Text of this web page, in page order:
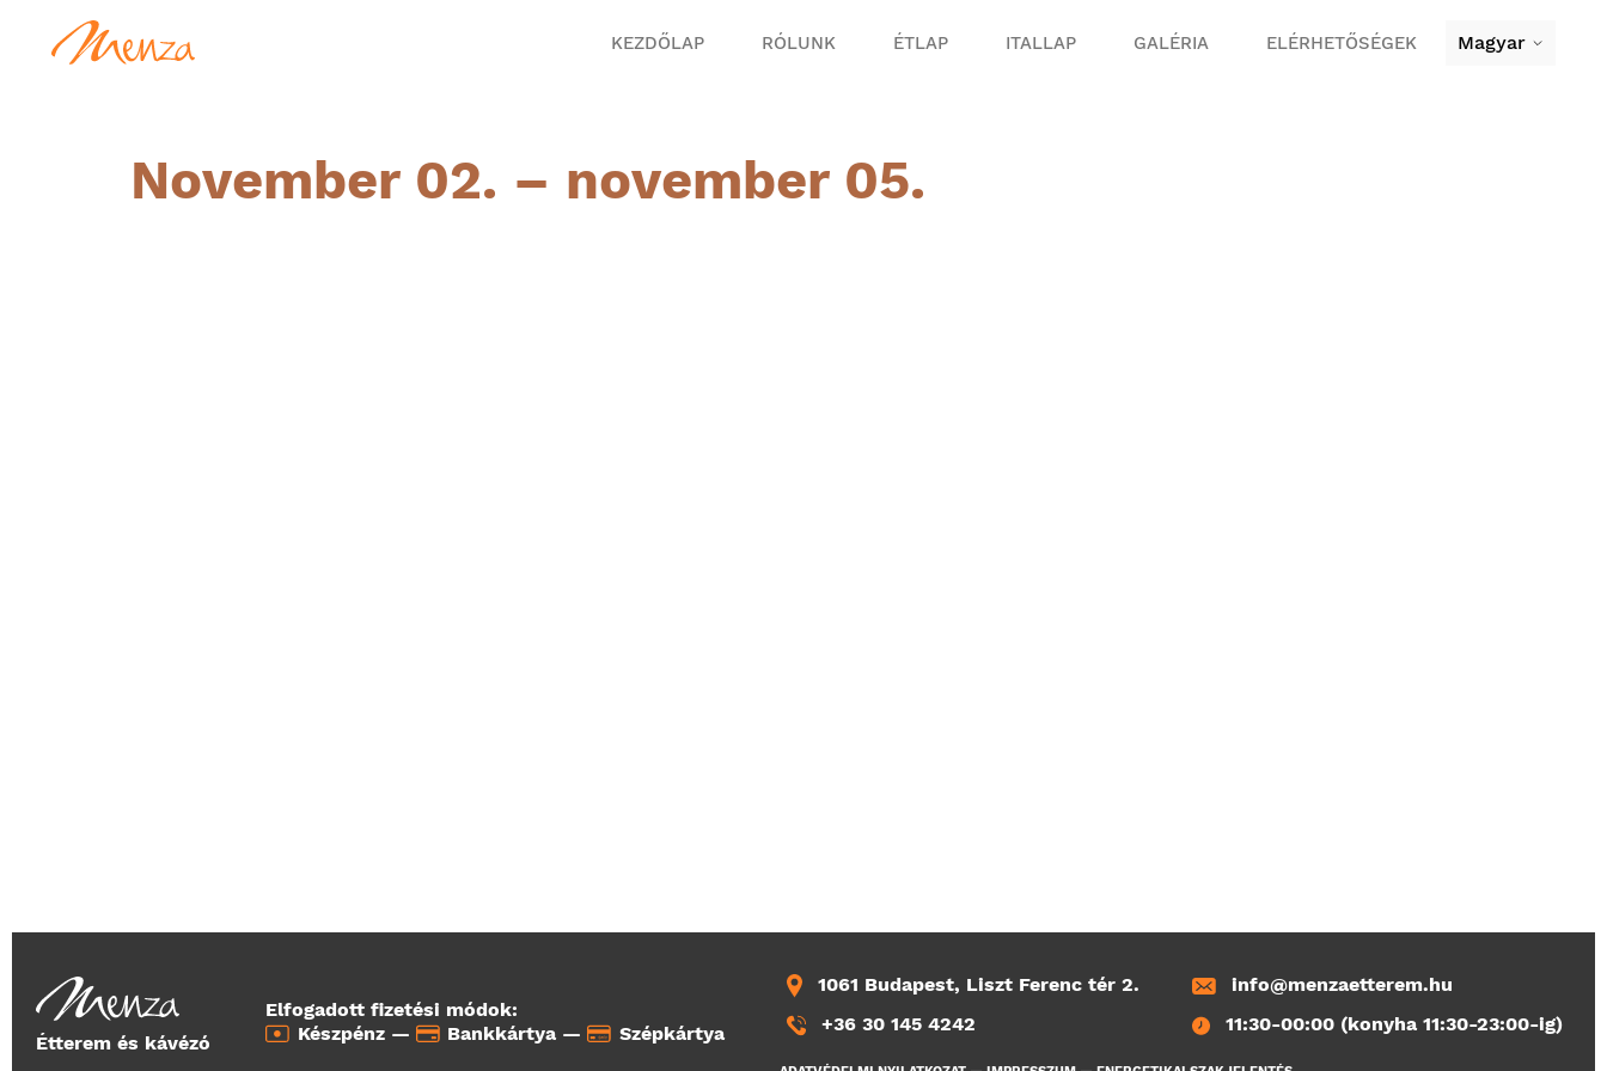
KEZDŐLAP RÓLUNK ÉTLAP ITALLAP GALÉRIA ELÉRHETŐSÉGEK Magyar
November 02. – november 05.
Étterem és kávézó
Elfogadott fizetési módok:
Készpénz —
Bankkártya — Szépkártya
1061 Budapest, Liszt Ferenc tér 2.
+36 30 145 4242
info@menzaetterem.hu
11:30-00:00 (konyha 11:30-23:00-ig)